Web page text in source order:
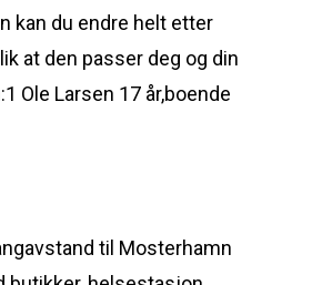
kan du endre helt etter
at den passer deg og din
Ole Larsen 17 år,boende
til Mosterhamn